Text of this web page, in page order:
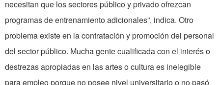
necesitan que los sectores público y privado ofrezcan
programas de entrenamiento adicionales”, indica. Otro
problema existe en la contratación y promoción del personal
del sector público. Mucha gente cualificada con el interés o
destrezas apropiadas en las artes o cultura es inelegible
para empleo porque no posee nivel universitario o no pasó